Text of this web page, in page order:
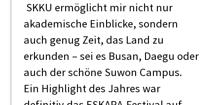
SKKU ermöglicht mir nicht nur
akademische Einblicke, sondern
auch genug Zeit, das Land zu
erkunden – sei es Busan, Daegu oder
auch der schöne Suwon Campus.
Ein Highlight des Jahres war